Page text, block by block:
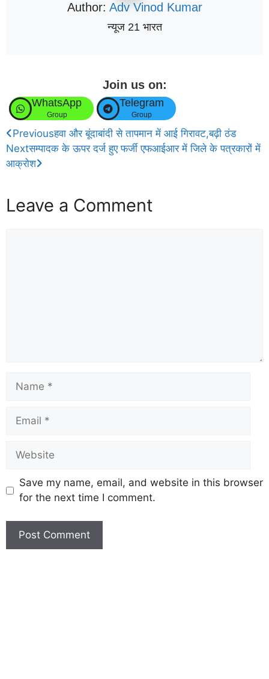
Author: Adv Vinod Kumar
न्यूज 21 भारत
Join us on:
WhatsApp
Group
Telegram
Group
Previousहवा और बूंदाबांदी से तापमान में आई गिरावट,बढ़ी ठंड
Nextसम्पादक के ऊपर दर्ज हुए फर्जी एफआईआर में जिले के पत्रकारों में
आक्रोश
Leave a Comment
Save my name, email, and website in this browser
for the next time I comment.